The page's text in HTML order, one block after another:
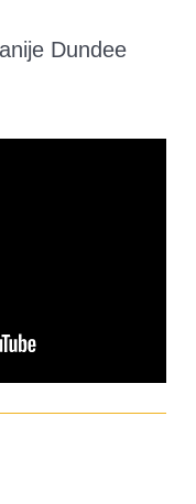
Dundee